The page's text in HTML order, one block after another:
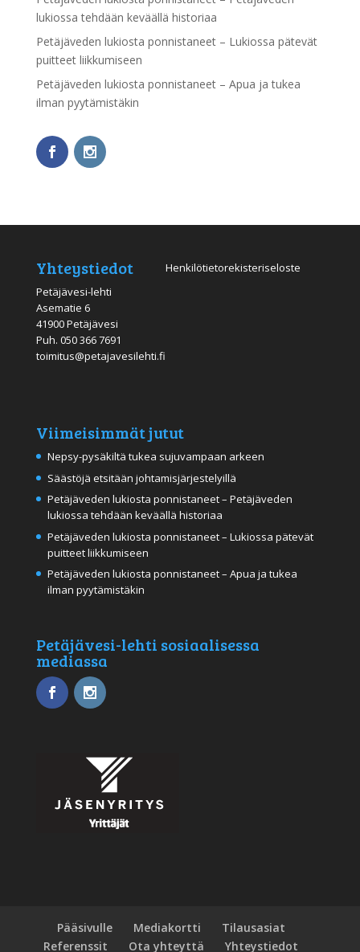
lukiossa tehdään keväällä historiaa
Petäjäveden lukiosta ponnistaneet – Lukiossa pätevät
puitteet liikkumiseen
Petäjäveden lukiosta ponnistaneet – Apua ja tukea
ilman pyytämistäkin
Yhteystiedot
Petäjävesi-lehti
Asematie 6
41900 Petäjävesi
Puh. 050 366 7691
toimitus@petajavesilehti.fi
Henkilötietorekisteriseloste
Viimeisimmät jutut
Nepsy-pysäkiltä tukea sujuvampaan arkeen
Säästöjä etsitään johtamisjärjestelyillä
Petäjäveden lukiosta ponnistaneet – Petäjäveden
lukiossa tehdään keväällä historiaa
Petäjäveden lukiosta ponnistaneet – Lukiossa pätevät
puitteet liikkumiseen
Petäjäveden lukiosta ponnistaneet – Apua ja tukea
ilman pyytämistäkin
Petäjävesi-lehti sosiaalisessa
mediassa
Pääsivulle Mediakortti
Tilausasiat
Referenssit
Ota yhteyttä Yhteystiedot